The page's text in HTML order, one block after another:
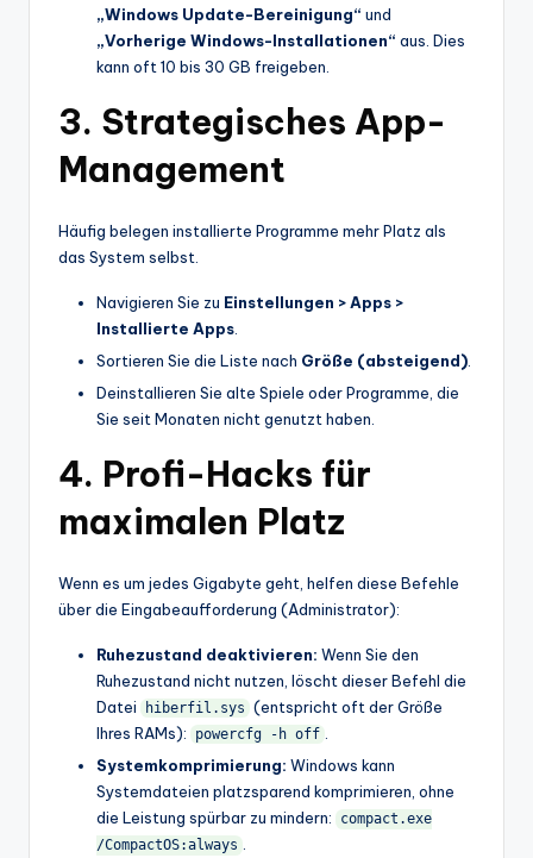
„Windows Update-Bereinigung“ und
„Vorherige Windows-Installationen“ aus. Dies
kann oft 10 bis 30 GB freigeben.
3. Strategisches App-
Management
Häufig belegen installierte Programme mehr Platz als
das System selbst.
Navigieren Sie zu Einstellungen > Apps >
Installierte Apps
Sortieren Sie die Liste nach Größe (absteigend)
Deinstallieren Sie alte Spiele oder Programme, die
Sie seit Monaten nicht genutzt haben.
4. Profi-Hacks für
maximalen Platz
Wenn es um jedes Gigabyte geht, helfen diese Befehle
über die Eingabeaufforderung (Administrator):
Ruhezustand deaktivieren: Wenn Sie den
Ruhezustand nicht nutzen, löscht dieser Befehl die
Datei
hiberfil.sys (entspricht oft der Größe
Ihres RAMs):
powercfg -h off
Systemkomprimierung: Windows kann
Systemdateien platzsparend komprimieren, ohne
die Leistung spürbar zu mindern:
compact.exe
/CompactOS:always .